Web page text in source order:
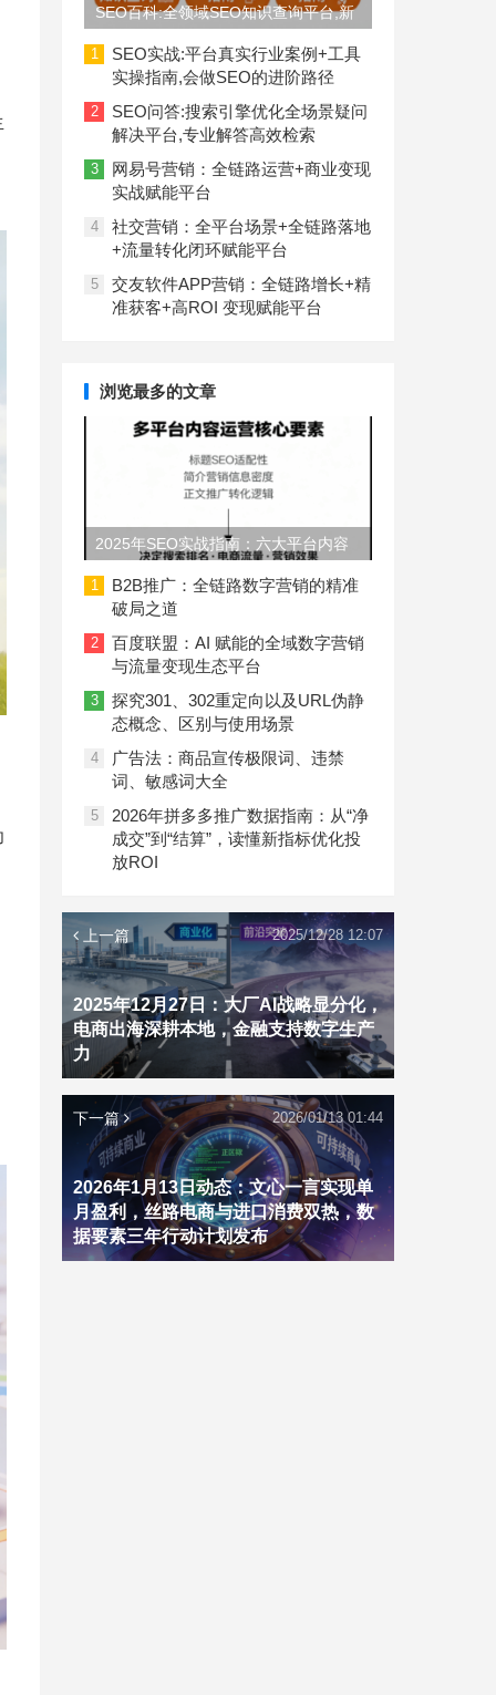
SEO百科:全领域SEO知识查询平台,新
手入门到从业者进阶指南
1
SEO实战:平台真实行业案例+工具
实操指南,会做SEO的进阶路径
2
SEO问答:搜索引擎优化全场景疑问
解决平台,专业解答高效检索
3
网易号营销：全链路运营+商业变现
实战赋能平台
4
社交营销：全平台场景+全链路落地
+流量转化闭环赋能平台
5
交友软件APP营销：全链路增长+精
准获客+高ROI 变现赋能平台
浏览最多的文章
2025年SEO实战指南：六大平台内容
长度与结构规范
1
B2B推广：全链路数字营销的精准
破局之道
2
百度联盟：AI 赋能的全域数字营销
与流量变现生态平台
3
探究301、302重定向以及URL伪静
态概念、区别与使用场景
4
广告法：商品宣传极限词、违禁
词、敏感词大全
5
2026年拼多多推广数据指南：从“净
成交”到“结算”，读懂新指标优化投
放ROI
上一篇
2025年12月27日：大厂AI战略显分化，
电商出海深耕本地，金融支持数字生产
力
2025/12/28 12:07
下一篇
2026年1月13日动态：文心一言实现单
月盈利，丝路电商与进口消费双热，数
据要素三年行动计划发布
2026/01/13 01:44